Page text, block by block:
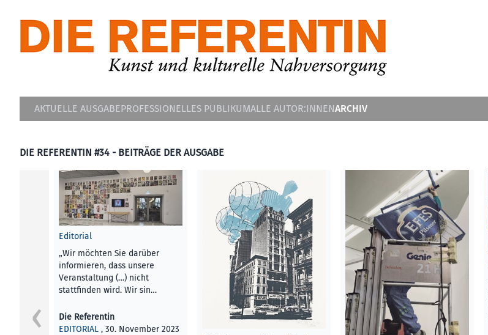
AKTUELLE AUSGABEPROFESSIONELLES PUBLIKUMALLE AUTOR:INNENARCHIV
DIE REFERENTIN #34 - BEITRÄGE DER AUSGABE
Editorial
„Wir möchten Sie darüber
informieren, dass unsere
Veranstaltung (…) nicht
stattfinden wird. Wir sin…
Die Referentin
EDITORIAL , 30. November 2023